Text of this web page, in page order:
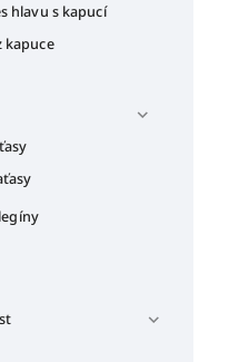
hlavu s kapucí
kapuce